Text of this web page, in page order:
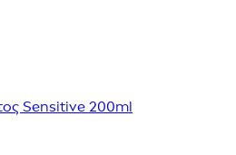
Sensitive 200ml